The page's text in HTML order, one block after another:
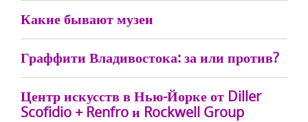
Какие бывают музеи
Граффити Владивостока: за или против?
Центр искусств в Нью-Йорке от Diller
Scofidio + Renfro и Rockwell Group